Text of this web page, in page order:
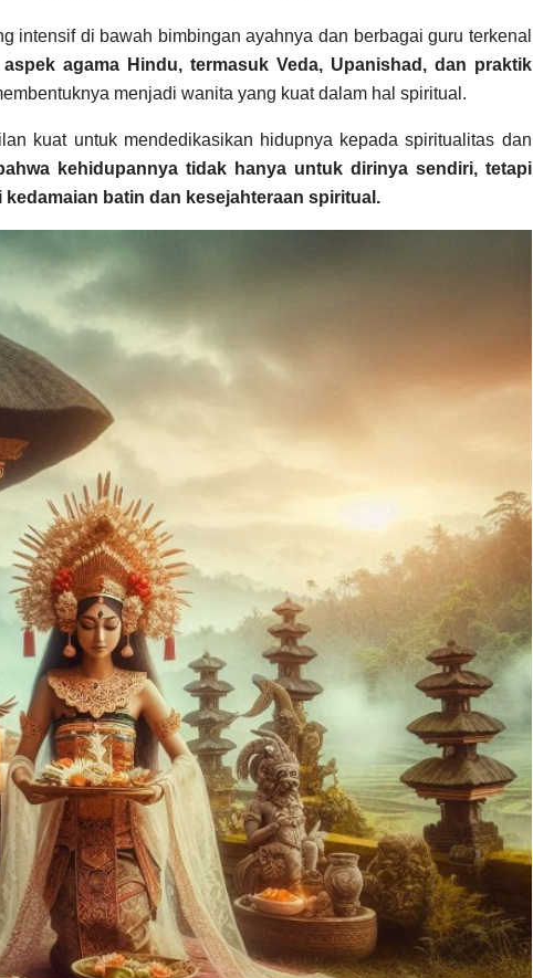
intensif di bawah bimbingan ayahnya dan berbagai guru terkenal
aspek agama Hindu, termasuk Veda, Upanishad, dan praktik
menjadi wanita yang kuat dalam hal spiritual.
kuat untuk mendedikasikan hidupnya kepada spiritualitas dan
kehidupannya tidak hanya untuk dirinya sendiri, tetapi
batin dan kesejahteraan spiritual.